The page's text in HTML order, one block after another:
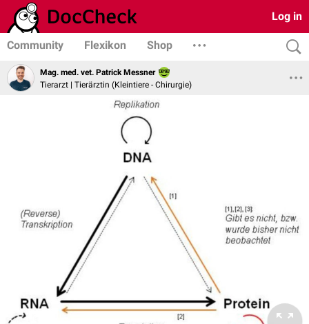
Log in
Community Flexikon Shop
Mag. med. vet. Patrick Messner
Tierarzt | Tierärztin (Kleintiere - Chirurgie)